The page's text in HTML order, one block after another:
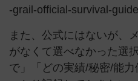
-grail-official-survival-guide
また、公式にはないが、
がなくて選べなかった選
で」「どの実績/秘密/能